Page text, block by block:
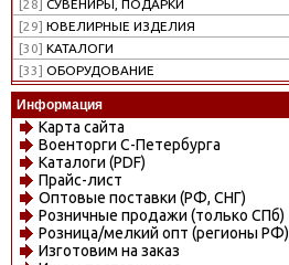
[28] СУВЕНИРЫ, ПОДАРКИ
[29] ЮВЕЛИРНЫЕ ИЗДЕЛИЯ
[30] КАТАЛОГИ
[33] ОБОРУДОВАНИЕ
Информация
Карта сайта
Военторги С-Петербурга
Каталоги (PDF)
Прайс-лист
Оптовые поставки (РФ, СНГ)
Розничные продажи (только СПб)
Розница/мелкий опт (регионы РФ)
Изготовим на заказ